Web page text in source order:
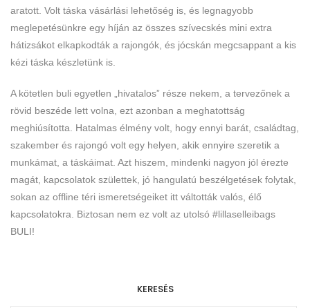
aratott. Volt táska vásárlási lehetőség is, és legnagyobb
meglepetésünkre egy híján az összes szívecskés mini extra
hátizsákot elkapkodták a rajongók, és jócskán megcsappant a kis
kézi táska készletünk is.
A kötetlen buli egyetlen „hivatalos” része nekem, a tervezőnek a
rövid beszéde lett volna, ezt azonban a meghatottság
meghiúsította. Hatalmas élmény volt, hogy ennyi barát, családtag,
szakember és rajongó volt egy helyen, akik ennyire szeretik a
munkámat, a táskáimat. Azt hiszem, mindenki nagyon jól érezte
magát, kapcsolatok születtek, jó hangulatú beszélgetések folytak,
sokan az offline téri ismeretségeiket itt váltották valós, élő
kapcsolatokra. Biztosan nem ez volt az utolsó #lillaselleibags
BULI!
KERESÉS